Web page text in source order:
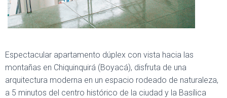
Espectacular apartamento dúplex con vista hacia las
montañas en Chiquinquirá (Boyacá), disfruta de una
arquitectura moderna en un espacio rodeado de naturaleza,
a 5 minutos del centro histórico de la ciudad y la Basílica